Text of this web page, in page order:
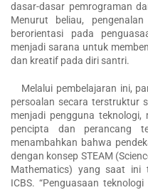
dasar-dasar pemrograman
Menurut beliau,
berorientasi pada
menjadi sarana untuk
dan kreatif pada diri santri.
Melalui pembelajaran ini,
persoalan secara terstruktur
menjadi pengguna
pencipta dan perancang
menambahkan bahwa
dengan konsep STEAM
Mathematics) yang saat ini
ICBS. “Penguasaan